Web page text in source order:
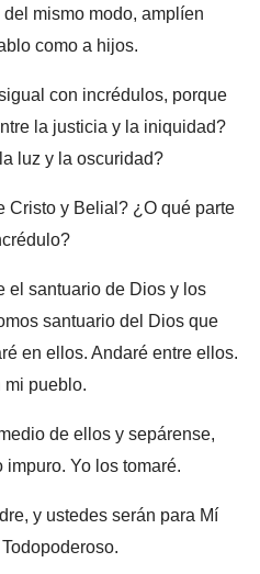
mismo modo, amplíen
como a hijos.
con incrédulos, porque
la justicia y la iniquidad?
luz y la oscuridad?
Cristo y Belial? ¿O qué parte
el santuario de Dios y los
santuario del Dios que
en ellos. Andaré entre ellos.
mi pueblo.
de ellos y sepárense,
Yo los tomaré.
y ustedes serán para Mí